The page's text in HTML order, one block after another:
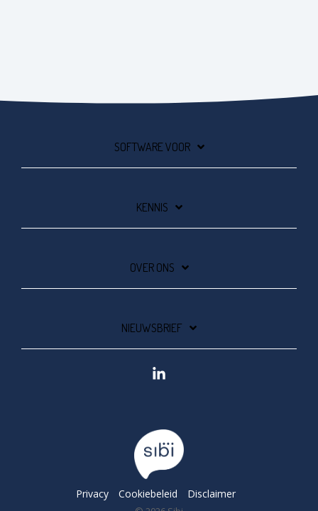
SOFTWARE VOOR
KENNIS
OVER ONS
NIEUWSBRIEF
Privacy Cookiebeleid Disclaimer